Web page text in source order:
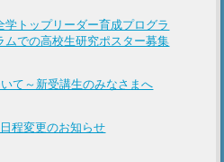
学トップリーダー育成プログラ
ムでの高校生研究ポスター募集
て～新受講生のみなさまへ
程変更のお知らせ